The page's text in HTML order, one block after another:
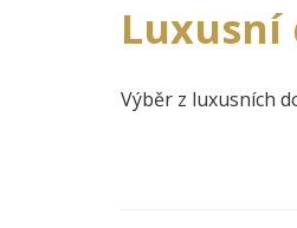
Výběr z luxusních